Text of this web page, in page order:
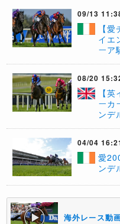
09/13
【
イエ
ーア
08/20
【
ーカ
ンデ
04/04
愛
ンデ
海外レース動